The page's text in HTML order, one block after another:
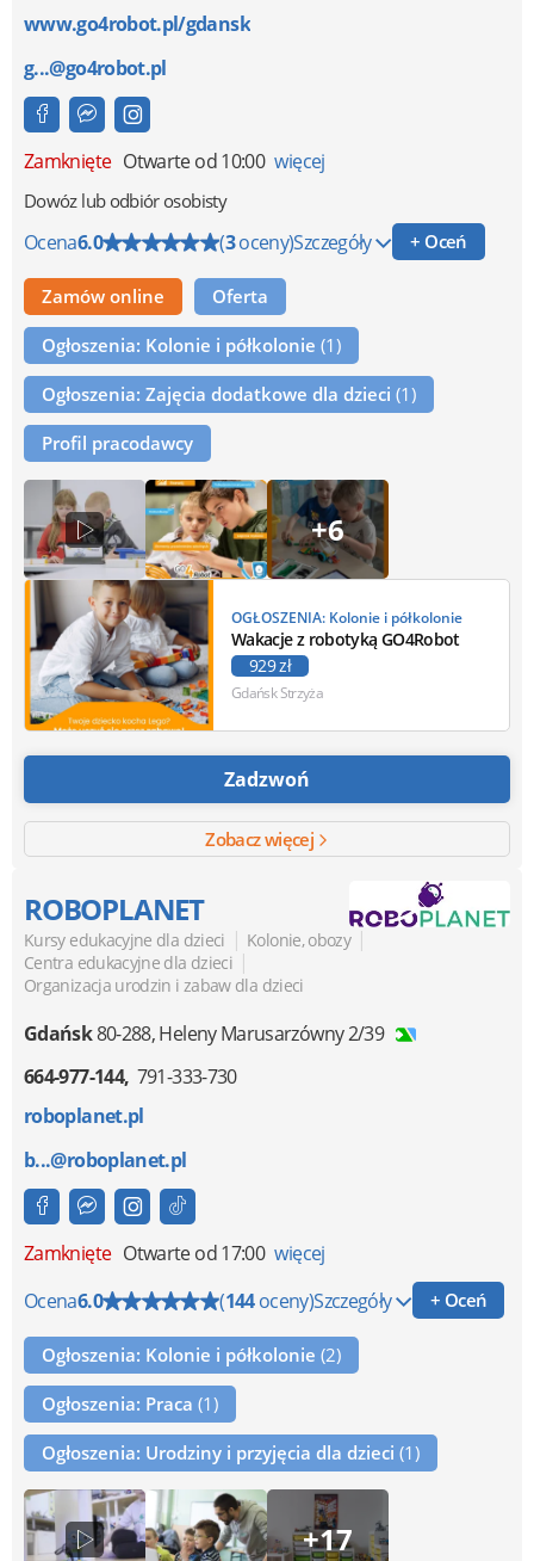
www.go4robot.pl/gdansk
g...@go4robot.pl
Zamknięte Otwarte od 10:00 więcej
Dowóz lub odbiór osobisty
Ocena6.0 (3oceny)Szczegóły + Oceń
Zamów online Oferta
Ogłoszenia: Kolonie i półkolonie (1)
Ogłoszenia: Zajęcia dodatkowe dla dzieci (1)
Profil pracodawcy
+6
OGŁOSZENIA: Kolonie i półkolonie
Wakacje z robotyką GO4Robot
929 zł
Gdańsk Strzyża
Zadzwoń
Zobacz więcej
ROBOPLANET
Kursy edukacyjne dla dzieci | Kolonie, obozy |
Centra edukacyjne dla dzieci |
Organizacja urodzin i zabaw dla dzieci
Gdańsk80-288,Heleny Marusarzówny 2/39
664-977-144 791-333-730
roboplanet.pl
b...@roboplanet.pl
Zamknięte Otwarte od 17:00 więcej
Ocena6.0 (144oceny)Szczegóły + Oceń
Ogłoszenia: Kolonie i półkolonie (2)
Ogłoszenia: Praca (1)
Ogłoszenia: Urodziny i przyjęcia dla dzieci (1)
+17